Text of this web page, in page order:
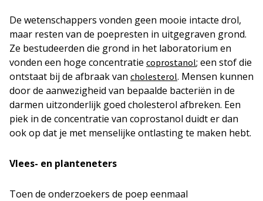
De wetenschappers vonden geen mooie intacte drol,
maar resten van de poepresten in uitgegraven grond.
Ze bestudeerden die grond in het laboratorium en
vonden een hoge concentratie coprostanol; een stof die
ontstaat bij de afbraak van cholesterol. Mensen kunnen
door de aanwezigheid van bepaalde bacteriën in de
darmen uitzonderlijk goed cholesterol afbreken. Een
piek in de concentratie van coprostanol duidt er dan
ook op dat je met menselijke ontlasting te maken hebt.
Vlees- en planteneters
Toen de onderzoekers de poep eenmaal